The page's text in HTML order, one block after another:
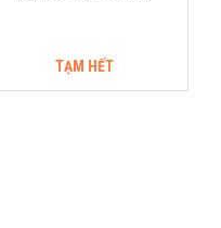
TẠM HẾT